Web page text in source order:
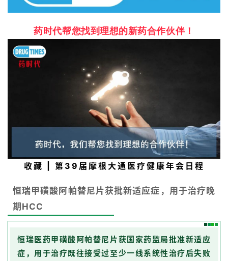
药时代帮您找到理想的新药合作伙伴！
收藏 | 第39届摩根大通医疗健康年会日程
恒瑞甲磺酸阿帕替尼片获批新适应症，用于治疗晚
期HCC
恒瑞医药甲磺酸阿帕替尼片获国家药监局批准新适应
症，用于治疗既往接受过至少一线系统性治疗后失败